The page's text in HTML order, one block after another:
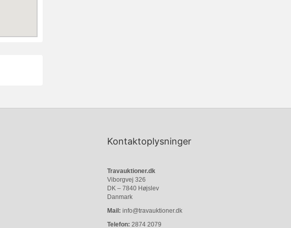
Kontaktoplysninger
Travauktioner.dk
Viborgvej 326
DK – 7840 Højslev
Danmark
Mail: info@travauktioner.dk
Telefon: 2874 2079